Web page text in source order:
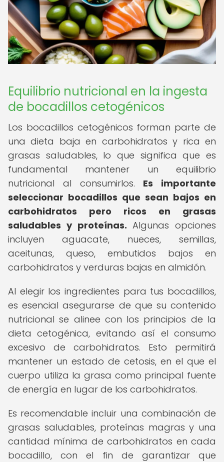
Equilibrio nutricional en la ingesta
de bocadillos cetogénicos
Los bocadillos cetogénicos forman parte de
una dieta baja en carbohidratos y rica en
grasas saludables, lo que significa que es
fundamental mantener un equilibrio
nutricional al consumirlos. Es importante
seleccionar bocadillos que sean bajos en
carbohidratos pero ricos en grasas
saludables y proteínas. Algunas opciones
incluyen aguacate, nueces, semillas,
aceitunas, queso, embutidos bajos en
carbohidratos y verduras bajas en almidón.
Al elegir los ingredientes para tus bocadillos,
es esencial asegurarse de que su contenido
nutricional se alinee con los principios de la
dieta cetogénica, evitando así el consumo
excesivo de carbohidratos. Esto permitirá
mantener un estado de cetosis, en el que el
cuerpo utiliza la grasa como principal fuente
de energía en lugar de los carbohidratos.
Es recomendable incluir una combinación de
grasas saludables, proteínas magras y una
cantidad mínima de carbohidratos en cada
bocadillo, con el fin de garantizar que